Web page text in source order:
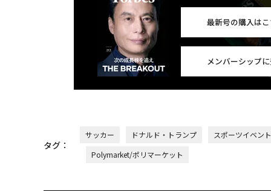
最新号の購入は
メンバーシップ
タグ：
サッカー ドナルド・トランプ
スポーツイベント
Polymarket/ポリマーケット